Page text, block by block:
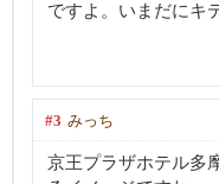
ですよ。いまだにキ
#3 みっち
京王プラザホテル多